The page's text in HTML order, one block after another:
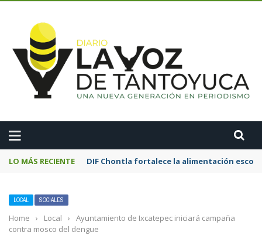
LO MÁS RECIENTE Motociclista resulta lesionado tras chocar
LOCAL SOCIALES
Home › Local ›
Ayuntamiento de Ixcatepec iniciará campaña
contra mosco del dengue